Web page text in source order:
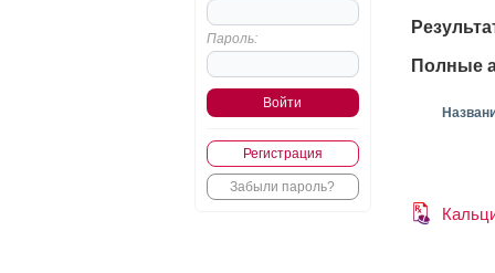
Пароль:
Регистрация
Забыли пароль?
Полные